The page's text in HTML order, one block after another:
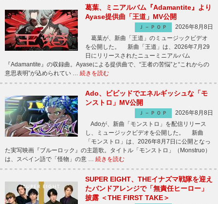
葛葉、ミニアルバム『Adamantite』より
Ayase提供曲「王道」MV公開
Ｊ－ＰＯＰ
2026年8月8日
葛葉が、新曲「王道」のミュージックビデオ
を公開した。 新曲「王道」は、2026年7月29
日にリリースされたニューミニアルバム
『Adamantite』の収録曲。Ayaseによる提供曲で、“王者の苦悩”と“これからの
意思表明”が込められてい … 続きを読む
Ado、ビビッドでエネルギッシュな「モ
ンストロ」MV公開
Ｊ－ＰＯＰ
2026年8月8日
Adoが、新曲「モンストロ」を配信リリース
し、ミュージックビデオを公開した。 新曲
「モンストロ」は、2026年8月7日に公開となっ
た実写映画『ブルーロック』の主題歌。タイトル「モンストロ」（Monstruo）
は、スペイン語で「怪物」の意 … 続きを読む
SUPER EIGHT、THEイナズマ戦隊を迎え
たバンドアレンジで「無責任ヒーロー」
披露 ＜THE FIRST TAKE＞